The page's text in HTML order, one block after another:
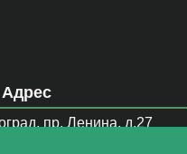
Адрес
пр. Ленина, д.27